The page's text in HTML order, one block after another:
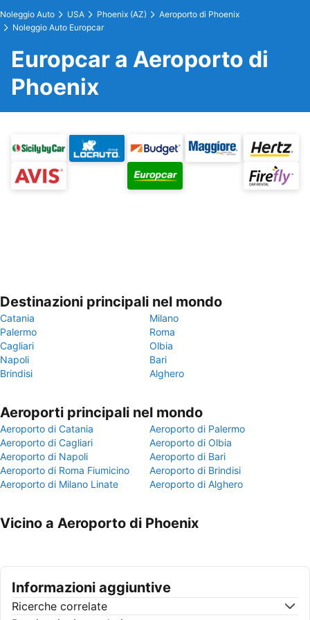
Noleggio Auto USA Phoenix (AZ)
Aeroporto di Phoenix
Noleggio Auto Europcar
Europcar a Aeroporto di
Phoenix
Destinazioni principali nel mondo
Catania
Milano
Palermo
Roma
Cagliari
Olbia
Napoli
Bari
Brindisi
Alghero
Aeroporti principali nel mondo
Aeroporto di Catania
Aeroporto di Palermo
Aeroporto di Cagliari
Aeroporto di Olbia
Aeroporto di Napoli
Aeroporto di Bari
Aeroporto di Roma Fiumicino
Aeroporto di Brindisi
Aeroporto di Milano Linate
Aeroporto di Alghero
Vicino a Aeroporto di Phoenix
Informazioni aggiuntive
Ricerche correlate